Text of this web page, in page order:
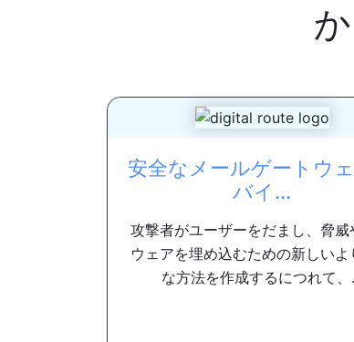
安全なメールゲートウェ
バイ...
攻撃者がユーザーをだまし、脅威
ウェアを埋め込むための新しいよ
な方法を作成するにつれて、